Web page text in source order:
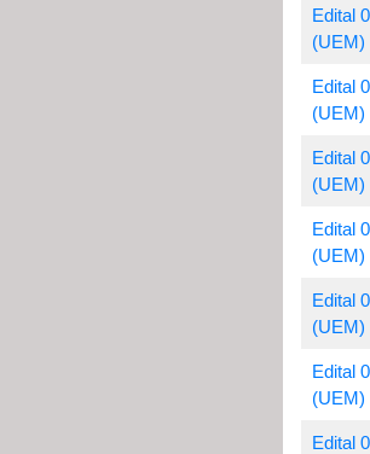
Edital
(UEM)
Edital
(UEM)
Edital
(UEM)
Edital
(UEM)
Edital
(UEM)
Edital
(UEM)
Edital